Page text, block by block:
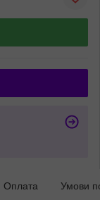
Оплата Умови